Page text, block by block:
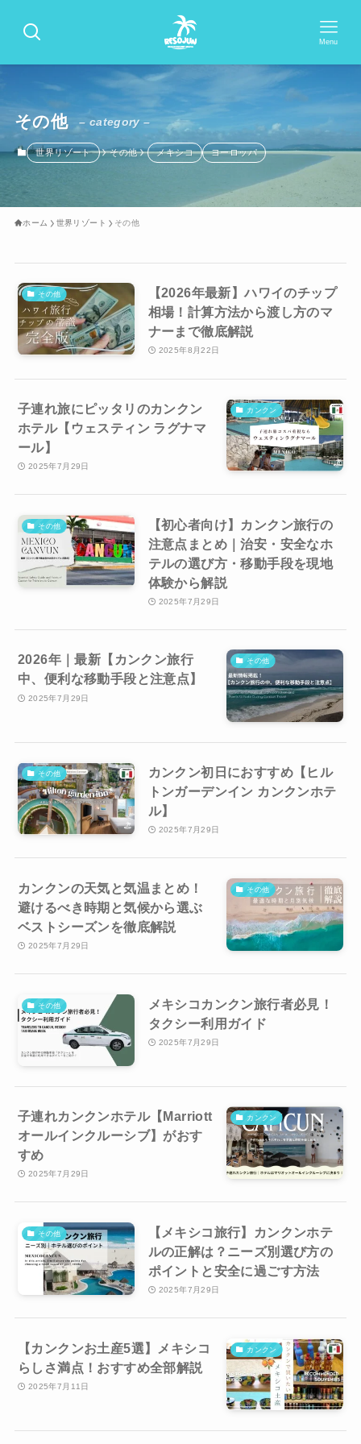
Menu
その他 – category –
世界リゾート その他 メキシコ ヨーロッパ
ホーム 世界リゾート その他
その他
【2026年最新】ハワイのチップ
相場！計算方法から渡し方のマ
ナーまで徹底解説
2025年8月22日
カンクン
子連れ旅にピッタリのカンクン
ホテル【ウェスティン ラグナマ
ール】
2025年7月29日
その他
【初心者向け】カンクン旅行の
注意点まとめ｜治安・安全なホ
テルの選び方・移動手段を現地
体験から解説
2025年7月29日
その他
2026年｜最新【カンクン旅行
中、便利な移動手段と注意点】
2025年7月29日
その他
カンクン初日におすすめ【ヒル
トンガーデンイン カンクンホテ
ル】
2025年7月29日
その他
カンクンの天気と気温まとめ！
避けるべき時期と気候から選ぶ
ベストシーズンを徹底解説
2025年7月29日
その他
メキシコカンクン旅行者必見！
タクシー利用ガイド
2025年7月29日
カンクン
子連れカンクンホテル【Marriott
オールインクルーシブ】がおす
すめ
2025年7月29日
その他
【メキシコ旅行】カンクンホテ
ルの正解は？ニーズ別選び方の
ポイントと安全に過ごす方法
2025年7月29日
カンクン
【カンクンお土産5選】メキシコ
らしさ満点！おすすめ全部解説
2025年7月11日